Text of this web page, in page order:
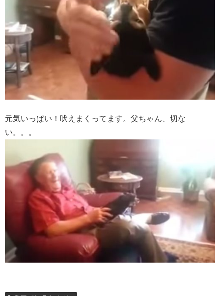
元気いっぱい！吠えまくってます。父ちゃん、切な
い。。。